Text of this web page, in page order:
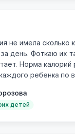
не имела сколько
день. Фоткаю их
Норма калорий
ребенка по
детей